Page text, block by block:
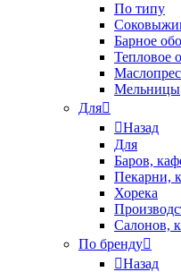
По типу
Барное
Тепловое
Мельницы
Для
Назад
Для
Баров,
Пекарни,
Хорека
Салонов,
По бренду
Назад